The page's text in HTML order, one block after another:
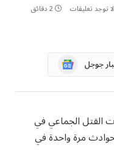
لا توجد تعليقات 2 دقائق
Google
News
القتل الجماعي في
مرة واحدة في